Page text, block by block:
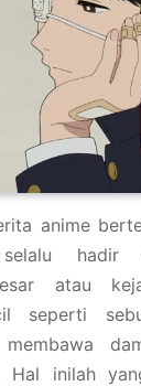
anime
hadir
atau
seperti
Hal inilah